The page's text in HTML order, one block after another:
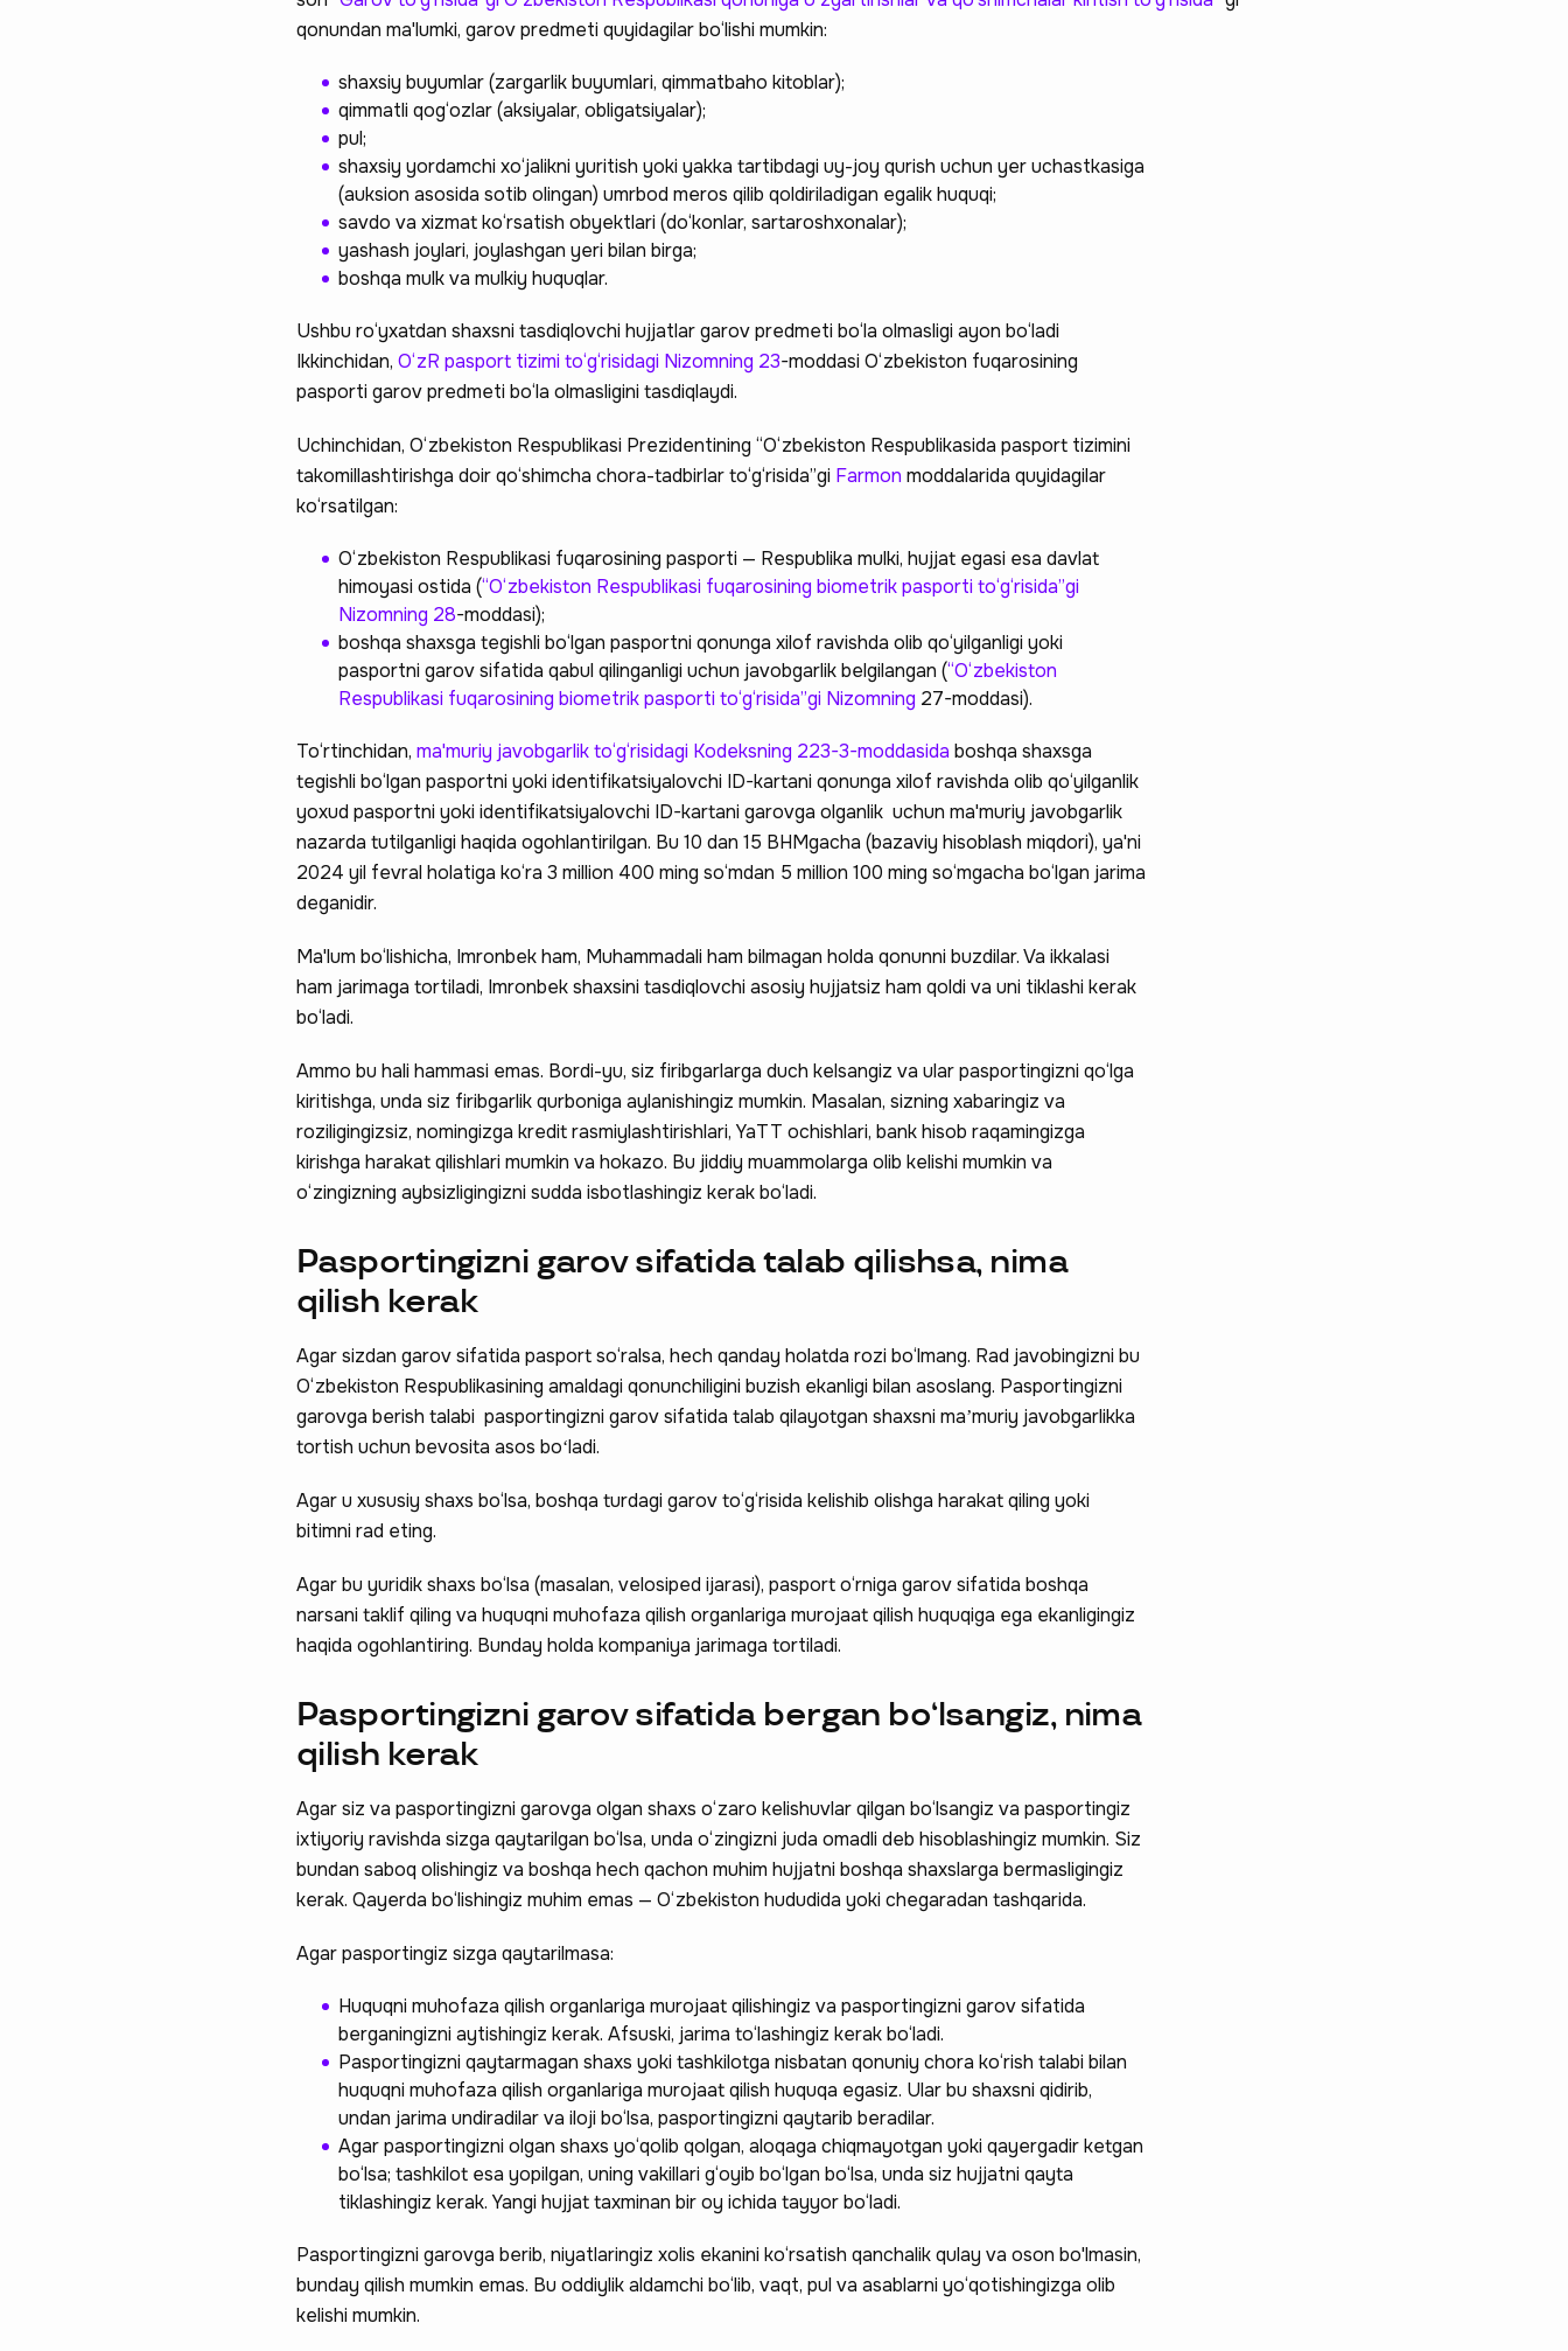
qonundan ma'lumki, garov predmeti quyidagilar bo‘lishi mumkin:
shaxsiy buyumlar (zargarlik buyumlari, qimmatbaho kitoblar);
qimmatli qog‘ozlar (aksiyalar, obligatsiyalar);
pul;
shaxsiy yordamchi xo‘jalikni yuritish yoki yakka tartibdagi uy-joy qurish uchun yer uchastkasiga
(auksion asosida sotib olingan) umrbod meros qilib qoldiriladigan egalik huquqi;
savdo va xizmat ko‘rsatish obyektlari (do‘konlar, sartaroshxonalar);
yashash joylari, joylashgan yeri bilan birga;
boshqa mulk va mulkiy huquqlar.
Ushbu ro‘yxatdan shaxsni tasdiqlovchi hujjatlar garov predmeti bo‘la olmasligi ayon bo‘ladi
Ikkinchidan, O‘zR pasport tizimi to‘g‘risidagi Nizomning 23-moddasi O‘zbekiston fuqarosining
pasporti garov predmeti bo‘la olmasligini tasdiqlaydi.
Uchinchidan, O‘zbekiston Respublikasi Prezidentining “O‘zbekiston Respublikasida pasport tizimini
takomillashtirishga doir qo‘shimcha chora-tadbirlar to‘g‘risida”gi Farmon moddalarida quyidagilar
ko‘rsatilgan:
O‘zbekiston Respublikasi fuqarosining pasporti — Respublika mulki, hujjat egasi esa davlat
himoyasi ostida (“O‘zbekiston Respublikasi fuqarosining biometrik pasporti to‘g‘risida”gi
Nizomning 28-moddasi);
boshqa shaxsga tegishli bo‘lgan pasportni qonunga xilof ravishda olib qo‘yilganligi yoki
pasportni garov sifatida qabul qilinganligi uchun javobgarlik belgilangan (“O‘zbekiston
Respublikasi fuqarosining biometrik pasporti to‘g‘risida”gi Nizomning 27-moddasi).
To‘rtinchidan, ma'muriy javobgarlik to‘g‘risidagi Kodeksning 223-3-moddasida boshqa shaxsga
tegishli bo‘lgan pasportni yoki identifikatsiyalovchi ID-kartani qonunga xilof ravishda olib qo‘yilganlik
yoxud pasportni yoki identifikatsiyalovchi ID-kartani garovga olganlik uchun ma'muriy javobgarlik
nazarda tutilganligi haqida ogohlantirilgan. Bu 10 dan 15 BHMgacha (bazaviy hisoblash miqdori), ya'ni
2024 yil fevral holatiga ko‘ra 3 million 400 ming so‘mdan 5 million 100 ming so‘mgacha bo‘lgan jarima
deganidir.
Ma'lum bo‘lishicha, Imronbek ham, Muhammadali ham bilmagan holda qonunni buzdilar. Va ikkalasi
ham jarimaga tortiladi, Imronbek shaxsini tasdiqlovchi asosiy hujjatsiz ham qoldi va uni tiklashi kerak
bo‘ladi.
Ammo bu hali hammasi emas. Bordi-yu, siz firibgarlarga duch kelsangiz va ular pasportingizni qo‘lga
kiritishga, unda siz firibgarlik qurboniga aylanishingiz mumkin. Masalan, sizning xabaringiz va
roziligingizsiz, nomingizga kredit rasmiylashtirishlari, YaTT ochishlari, bank hisob raqamingizga
kirishga harakat qilishlari mumkin va hokazo. Bu jiddiy muammolarga olib kelishi mumkin va
o‘zingizning aybsizligingizni sudda isbotlashingiz kerak bo‘ladi.
Pasportingizni garov sifatida talab qilishsa, nima
qilish kerak
Agar sizdan garov sifatida pasport so‘ralsa, hech qanday holatda rozi bo‘lmang. Rad javobingizni bu
O‘zbekiston Respublikasining amaldagi qonunchiligini buzish ekanligi bilan asoslang. Pasportingizni
garovga berish talabi pasportingizni garov sifatida talab qilayotgan shaxsni maʼmuriy javobgarlikka
tortish uchun bevosita asos boʻladi.
Agar u xususiy shaxs bo‘lsa, boshqa turdagi garov to‘g‘risida kelishib olishga harakat qiling yoki
bitimni rad eting.
Agar bu yuridik shaxs bo‘lsa (masalan, velosiped ijarasi), pasport o‘rniga garov sifatida boshqa
narsani taklif qiling va huquqni muhofaza qilish organlariga murojaat qilish huquqiga ega ekanligingiz
haqida ogohlantiring. Bunday holda kompaniya jarimaga tortiladi.
Pasportingizni garov sifatida bergan bo‘lsangiz, nima
qilish kerak
Agar siz va pasportingizni garovga olgan shaxs o‘zaro kelishuvlar qilgan bo‘lsangiz va pasportingiz
ixtiyoriy ravishda sizga qaytarilgan bo‘lsa, unda o‘zingizni juda omadli deb hisoblashingiz mumkin. Siz
bundan saboq olishingiz va boshqa hech qachon muhim hujjatni boshqa shaxslarga bermasligingiz
kerak. Qayerda bo‘lishingiz muhim emas — O‘zbekiston hududida yoki chegaradan tashqarida.
Agar pasportingiz sizga qaytarilmasa:
Huquqni muhofaza qilish organlariga murojaat qilishingiz va pasportingizni garov sifatida
berganingizni aytishingiz kerak. Afsuski, jarima to‘lashingiz kerak bo‘ladi.
Pasportingizni qaytarmagan shaxs yoki tashkilotga nisbatan qonuniy chora ko‘rish talabi bilan
huquqni muhofaza qilish organlariga murojaat qilish huquqa egasiz. Ular bu shaxsni qidirib,
undan jarima undiradilar va iloji bo‘lsa, pasportingizni qaytarib beradilar.
Agar pasportingizni olgan shaxs yo‘qolib qolgan, aloqaga chiqmayotgan yoki qayergadir ketgan
bo‘lsa; tashkilot esa yopilgan, uning vakillari g‘oyib bo‘lgan bo‘lsa, unda siz hujjatni qayta
tiklashingiz kerak. Yangi hujjat taxminan bir oy ichida tayyor bo‘ladi.
Pasportingizni garovga berib, niyatlaringiz xolis ekanini ko‘rsatish qanchalik qulay va oson bo'lmasin,
bunday qilish mumkin emas. Bu oddiylik aldamchi bo‘lib, vaqt, pul va asablarni yo‘qotishingizga olib
kelishi mumkin.
Ravnaqimizga hissa qo'shing —
so‘rovnomada qatnashing ❤️
boshlash